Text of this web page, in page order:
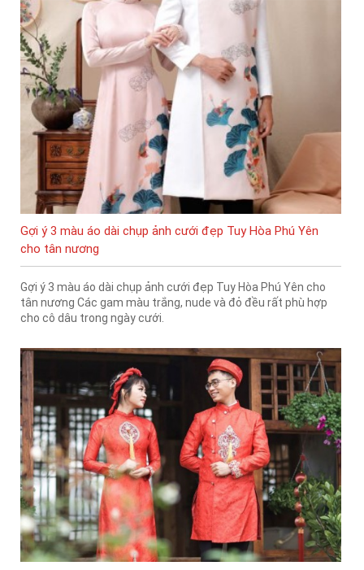
Gợi ý 3 màu áo dài chụp ảnh cưới đẹp Tuy Hòa Phú Yên
cho tân nương
Gợi ý 3 màu áo dài chụp ảnh cưới đẹp Tuy Hòa Phú Yên cho
tân nương Các gam màu trắng, nude và đỏ đều rất phù hợp
cho cô dâu trong ngày cưới.